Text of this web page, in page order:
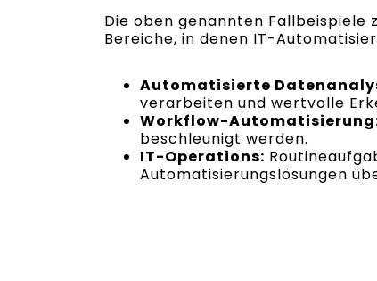
Die oben genannten
Bereiche, in denen IT-
Automatisierte
verarbeiten und wertvolle
Workflow-
beschleunigt werden.
IT-Operations:
Automatisierungslösungen